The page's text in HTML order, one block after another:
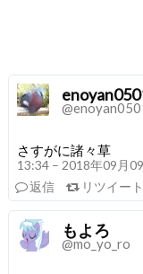
さすがに諸々草
13:34 – 2018年09月
返信
リツイート
もよろ
@mo_yo_ro